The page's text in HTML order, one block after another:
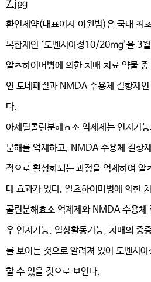
환인제약(대표이사 이원범)은 국내 최
복합제인 ‘도멘시아정10/20mg’을 3
알츠하이머병에 의한 치매 치료 약물
인 도네페질과 NMDA 수용체 길항제인
다.
아세틸콜린분해효소 억제제는 인지기
분해를 억제하고, NMDA 수용체 길항
적으로 활성화되는 과정을 억제하여 알
데 효과가 있다. 알츠하이머병에 의한
콜린분해효소 억제제와 NMDA 수용체
우 인지기능, 일상활동기능, 치매의 중
를 보이는 것으로 알려져 있어 도멘시
할 수 있을 것으로 보인다.